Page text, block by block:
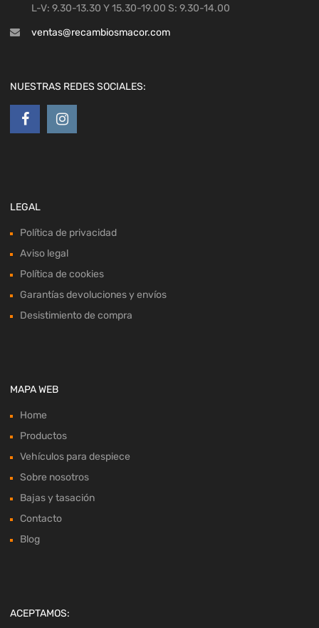
L-V: 9.30-13.30 Y 15.30-19.00 S: 9.30-14.00
ventas@recambiosmacor.com
NUESTRAS REDES SOCIALES:
LEGAL
Política de privacidad
Aviso legal
Política de cookies
Garantías devoluciones y envíos
Desistimiento de compra
MAPA WEB
Home
Productos
Vehículos para despiece
Sobre nosotros
Bajas y tasación
Contacto
Blog
ACEPTAMOS: